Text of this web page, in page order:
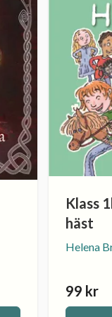
Klass
häst
Helena
99 kr